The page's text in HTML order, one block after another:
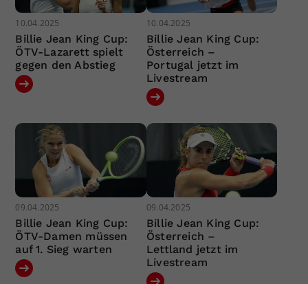
10.04.2025
Billie Jean King Cup:
ÖTV-Lazarett spielt
gegen den Abstieg
10.04.2025
Billie Jean King Cup:
Österreich –
Portugal jetzt im
Livestream
09.04.2025
Billie Jean King Cup:
ÖTV-Damen müssen
auf 1. Sieg warten
09.04.2025
Billie Jean King Cup:
Österreich –
Lettland jetzt im
Livestream